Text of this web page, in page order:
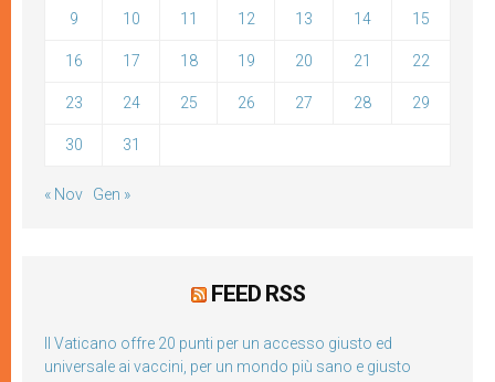
9 10 11 12 13 14 15
16 17 18 19 20 21 22
23 24 25 26 27 28 29
30 31
« Nov Gen »
FEED RSS
Il Vaticano offre 20 punti per un accesso giusto ed
universale ai vaccini, per un mondo più sano e giusto